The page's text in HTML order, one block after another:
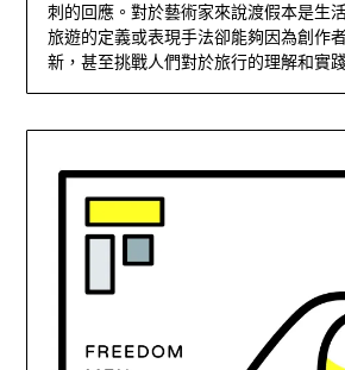
刺的回應。對於藝術家來說渡假本是生
旅遊的定義或表現手法卻能夠因為創作
新，甚至挑戰人們對於旅行的理解和實